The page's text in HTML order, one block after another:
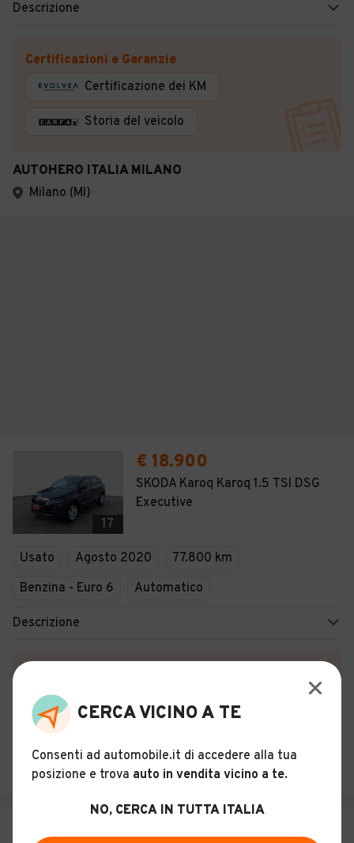
Descrizione
Certificazioni e Garanzie
Certificazione dei KM
Storia del veicolo
AUTOHERO ITALIA MILANO
Milano (MI)
17
€ 18.900
SKODA Karoq Karoq 1.5 TSI DSG
Executive
Usato Agosto 2020
77.800 km
Benzina - Euro 6
Automatico
Descrizione
Storia del veicolo
TOMASI AUTO S.R.L.
Milano (MI)
€ 19.699
CERCA VICINO A TE
Consenti ad automobile.it di accedere alla tua
posizione e trova auto in vendita vicino a te.
NO, CERCA IN TUTTA ITALIA